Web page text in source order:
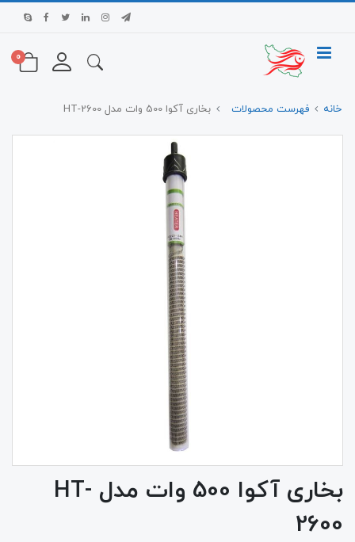
0
خانه فهرست محصولات بخاری آکوا 500 وات مدل HT-2600
بخاری آکوا 500 وات مدل HT-
2600